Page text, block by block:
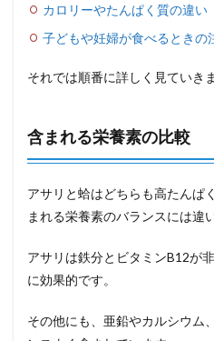
カロリーやたんぱく質の違い
子どもや妊婦が食べるときの
それでは順番に詳しく見ていき
含まれる栄養素の比較
アサリと蛤はどちらも高たんぱ
まれる栄養素のバランスには違
アサリは鉄分とビタミンB12が
に効果的です。
その他にも、亜鉛やカルシウム